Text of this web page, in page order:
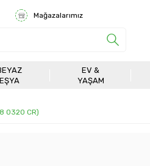
Mağazalarımız
EŞYA
EV &
YAŞAM
0320 CR)